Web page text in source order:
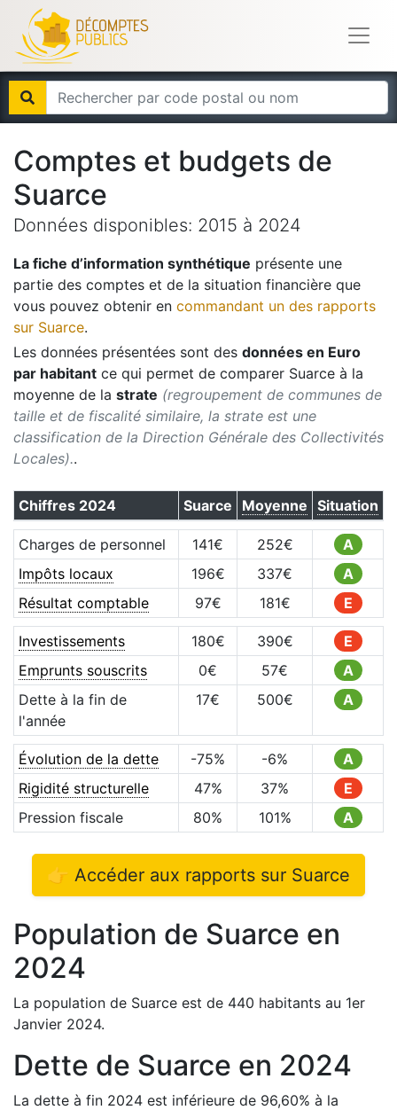
Comptes et budgets de
Suarce
Données disponibles: 2015 à 2024
La fiche d’information synthétique présente une
partie des comptes et de la situation financière que
vous pouvez obtenir en commandant un des rapports
sur Suarce.
Les données présentées sont des données en Euro
par habitant ce qui permet de comparer Suarce à la
moyenne de la strate (regroupement de communes de
taille et de fiscalité similaire, la strate est une
classification de la Direction Générale des Collectivités
Locales)..
Chiffres 2024 Suarce Moyenne Situation
Charges de personnel 141€ 252€
A
Impôts locaux
196€ 337€
A
Résultat comptable
97€ 181€ E
Investissements 180€ 390€
E
Emprunts souscrits
0€ 57€
A
Dette à la fin de
l'année
17€ 500€ A
Évolution de la dette -75% -6%
A
Rigidité structurelle
47% 37%
E
Pression fiscale
80% 101% A
👉 Accéder aux rapports sur Suarce
Population de Suarce en
2024
La population de Suarce est de 440 habitants au 1er
Janvier 2024.
Dette de Suarce en 2024
La dette à fin 2024 est inférieure de 96,60% à la